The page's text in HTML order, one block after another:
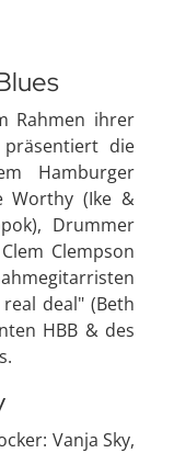
Rahmen ihrer
präsentiert die
Hamburger
Worthy (Ike &
Drummer
Clempson
deal" (Beth
HBB & des
Vanja Sky,